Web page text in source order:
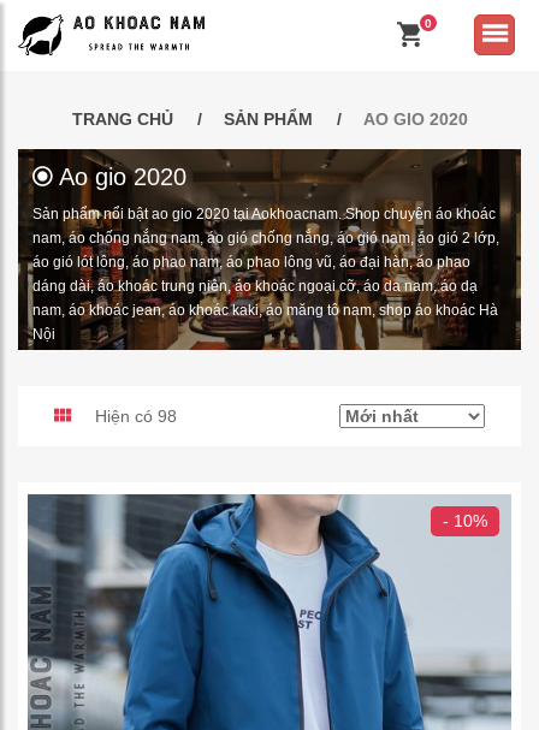
0
TRANG CHỦ SẢN PHẨM AO GIO 2020
Ao gio 2020
Sản phẩm nổi bật ao gio 2020 tại Aokhoacnam. Shop chuyên áo khoác
nam, áo chống nắng nam, áo gió chống nắng, áo gió nam, áo gió 2 lớp,
áo gió lót lông, áo phao nam, áo phao lông vũ, áo đại hàn, áo phao
dáng dài, áo khoác trung niên, áo khoác ngoại cỡ, áo da nam, áo dạ
nam, áo khoác jean, áo khoác kaki, áo măng tô nam, shop áo khoác Hà
Nội
Hiện có 98
- 10%